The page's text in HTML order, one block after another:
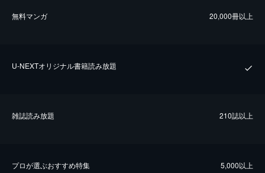
無料マンガ 20,000冊以上
U-NEXTオリジナル書籍読み放題
雑誌読み放題 210誌以上
プロが選ぶおすすめ特集 5,000以上